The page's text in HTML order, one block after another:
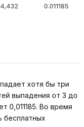
0.011185
хотя бы три
выпадения от 3 до
0,011185. Во время
бесплатных